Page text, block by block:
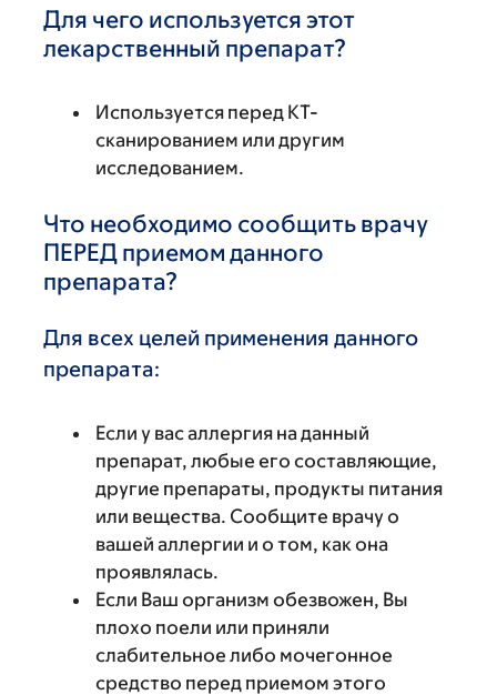
Для чего используется этот
лекарственный препарат?
Используется перед КТ-
сканированием или другим
исследованием.
Что необходимо сообщить врачу
ПЕРЕД приемом данного
препарата?
Для всех целей применения данного
препарата:
Если у вас аллергия на данный
препарат, любые его составляющие,
другие препараты, продукты питания
или вещества. Сообщите врачу о
вашей аллергии и о том, как она
проявлялась.
Если Ваш организм обезвожен, Вы
плохо поели или приняли
слабительное либо мочегонное
средство перед приемом этого